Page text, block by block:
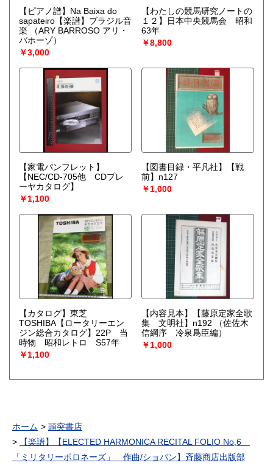
【ピアノ譜】Na Baixa do
sapateiro【楽譜】ブラジル音
楽
（ARY BARROSO アリ・
バホーゾ）
￥3,000
【わたしの競馬研究ノートの
１２】日本中央競馬会 昭和
63年
￥8,800
【家電パンフレット】
【NEC/CD-705他 CDプレ
ーヤカタログ】
￥1,100
【図書目録・平凡社】【戦
前】n127
￥1,000
【カタログ】東芝
TOSHIBA【ロータリーエン
ジン総合カタログ】22P 当
時物 昭和レトロ S57年
￥1,100
【内容見本】【藤原定家全歌
集 文明社】n192
（佐佐木
信綱序 冷泉爲臣編）
￥1,000
ホーム
頭突書店
【楽譜】【ELECTED HARMONICA RECITAL FOLIO No,6
「ミリタリーポロネーズ」 作曲/ショパン】斉藤商店出版部